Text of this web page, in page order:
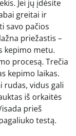
Jei jų įdėsite
greitai ir
savo pačios
priežastis –
kepimo metu.
procesą. Trečia
kepimo laikas.
rudas, vidus gali
iš orkaitės
prieš
testą.